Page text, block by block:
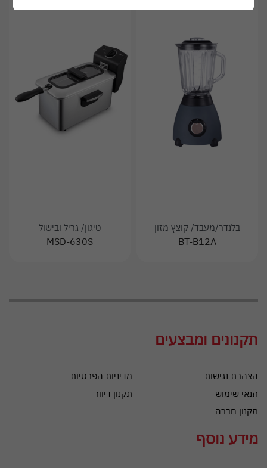
בלנדר/מעבד/ קוצץ מזון
BT-B12A
טיגון/ גריל ובישול
MSD-630S
תקנונים ומבצעים
הצהרת נגישות
מדיניות הפרטיות
תנאי שימוש
תקנון דיוור
תקנון חברה
מידע נוסף